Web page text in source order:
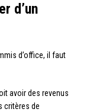
d’un
d’office, il faut
avoir des revenus
critères de